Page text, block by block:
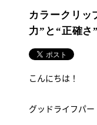
カラークリッ
力”と“正確さ
こんにちは！
グッドライフパー